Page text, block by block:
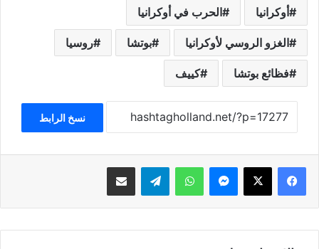
أوكرانيا الحرب في أوكرانيا
الغزو الروسي لأوكرانيا بوتشا روسيا
فظائع بوتشا كييف
نسخ الرابط
فيسبوك ‫X ماسنجر واتساب تيلقرام مشاركة عبر البريد